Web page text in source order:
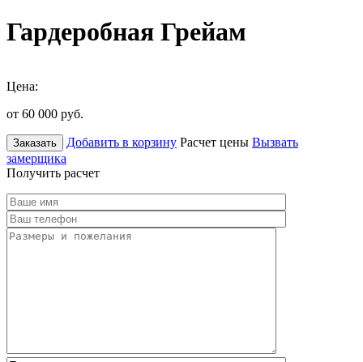
Гардеробная Грейам
Цена:
от 60 000 руб.
Заказать Добавить в корзину Расчет цены Вызвать
замерщика
Получить расчет